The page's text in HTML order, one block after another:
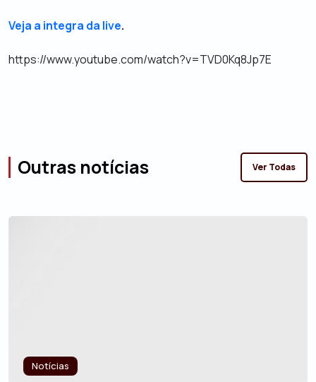
Veja a integra da live.
https://www.youtube.com/watch?v=TVD0Kq8Jp7E
Outras notícias Ver Todas
Notícias